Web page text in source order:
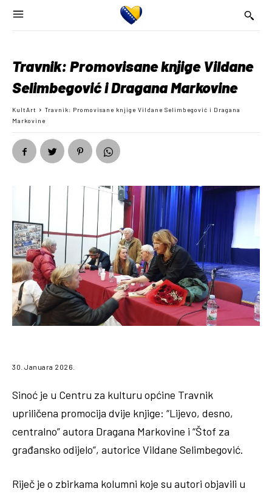
Travnik: Promovisane knjige Vildane
Selimbegović i Dragana Markovine
KultArt
Travnik: Promovisane knjige Vildane Selimbegović i Dragana
Markovine
30. Januara 2026.
Sinoć je u Centru za kulturu općine Travnik
upriličena promocija dvije knjige: “Lijevo, desno,
centralno” autora Dragana Markovine i “Štof za
građansko odijelo”, autorice Vildane Selimbegović.
Riječ je o zbirkama kolumni koje su autori objavili u